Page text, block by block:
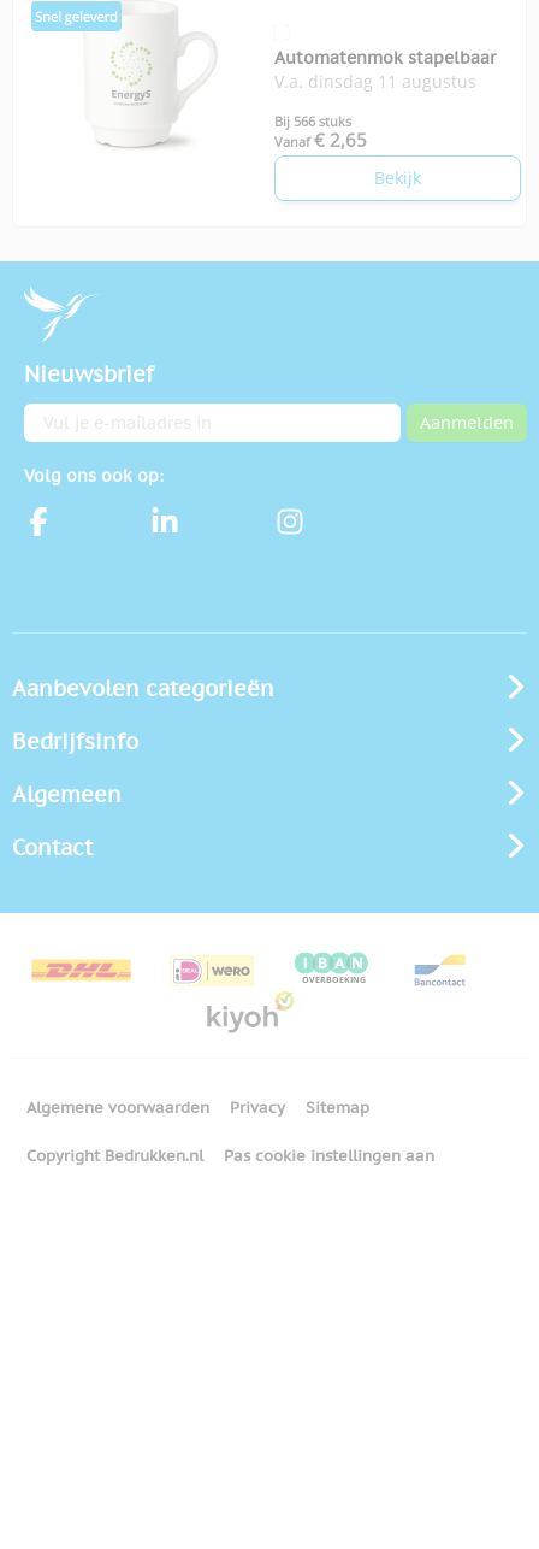
Automatenmok stapelbaar
V.a. dinsdag 11 augustus
Bij 566 stuks
Vanaf € 2,65
Bekijk
Nieuwsbrief
E-mailadres Aanmelden
Volg ons ook op:
Aanbevolen categorieën
Bedrijfsinfo
Algemeen
Contact
Algemene voorwaarden Privacy Sitemap
Copyright Bedrukken.nl Pas cookie instellingen aan